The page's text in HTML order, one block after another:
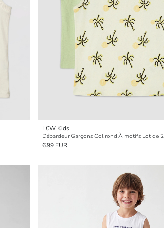
LCW Kids
Débardeur Garçons Col rond À motifs Lot de 2
6.99 EUR